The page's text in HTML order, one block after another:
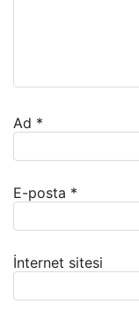
Ad *
E-posta *
İnternet sitesi